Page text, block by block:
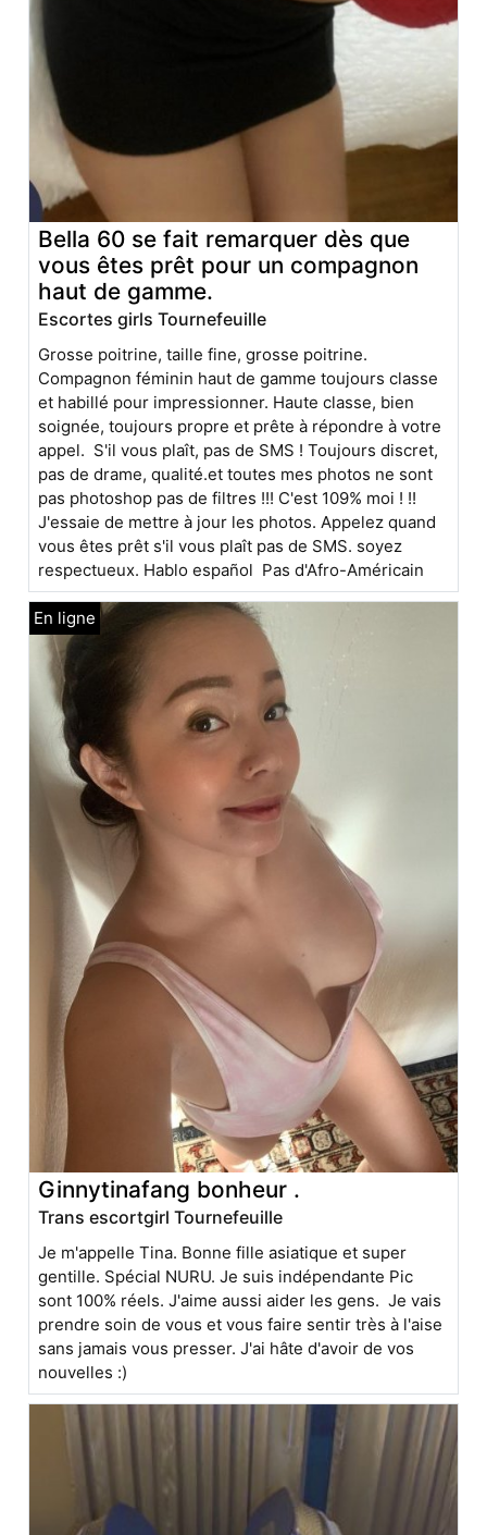
Bella 60 se fait remarquer dès que
vous êtes prêt pour un compagnon
haut de gamme.
Escortes girls Tournefeuille
Grosse poitrine, taille fine, grosse poitrine.
Compagnon féminin haut de gamme toujours classe
et habillé pour impressionner. Haute classe, bien
soignée, toujours propre et prête à répondre à votre
appel. S'il vous plaît, pas de SMS ! Toujours discret,
pas de drame, qualité.et toutes mes photos ne sont
pas photoshop pas de filtres !!! C'est 109% moi ! !!
J'essaie de mettre à jour les photos. Appelez quand
vous êtes prêt s'il vous plaît pas de SMS. soyez
respectueux. Hablo español Pas d'Afro-Américain
Ginnytinafang bonheur .
Trans escortgirl Tournefeuille
Je m'appelle Tina. Bonne fille asiatique et super
gentille. Spécial NURU. Je suis indépendante Pic
sont 100% réels. J'aime aussi aider les gens. Je vais
prendre soin de vous et vous faire sentir très à l'aise
sans jamais vous presser. J'ai hâte d'avoir de vos
nouvelles :)